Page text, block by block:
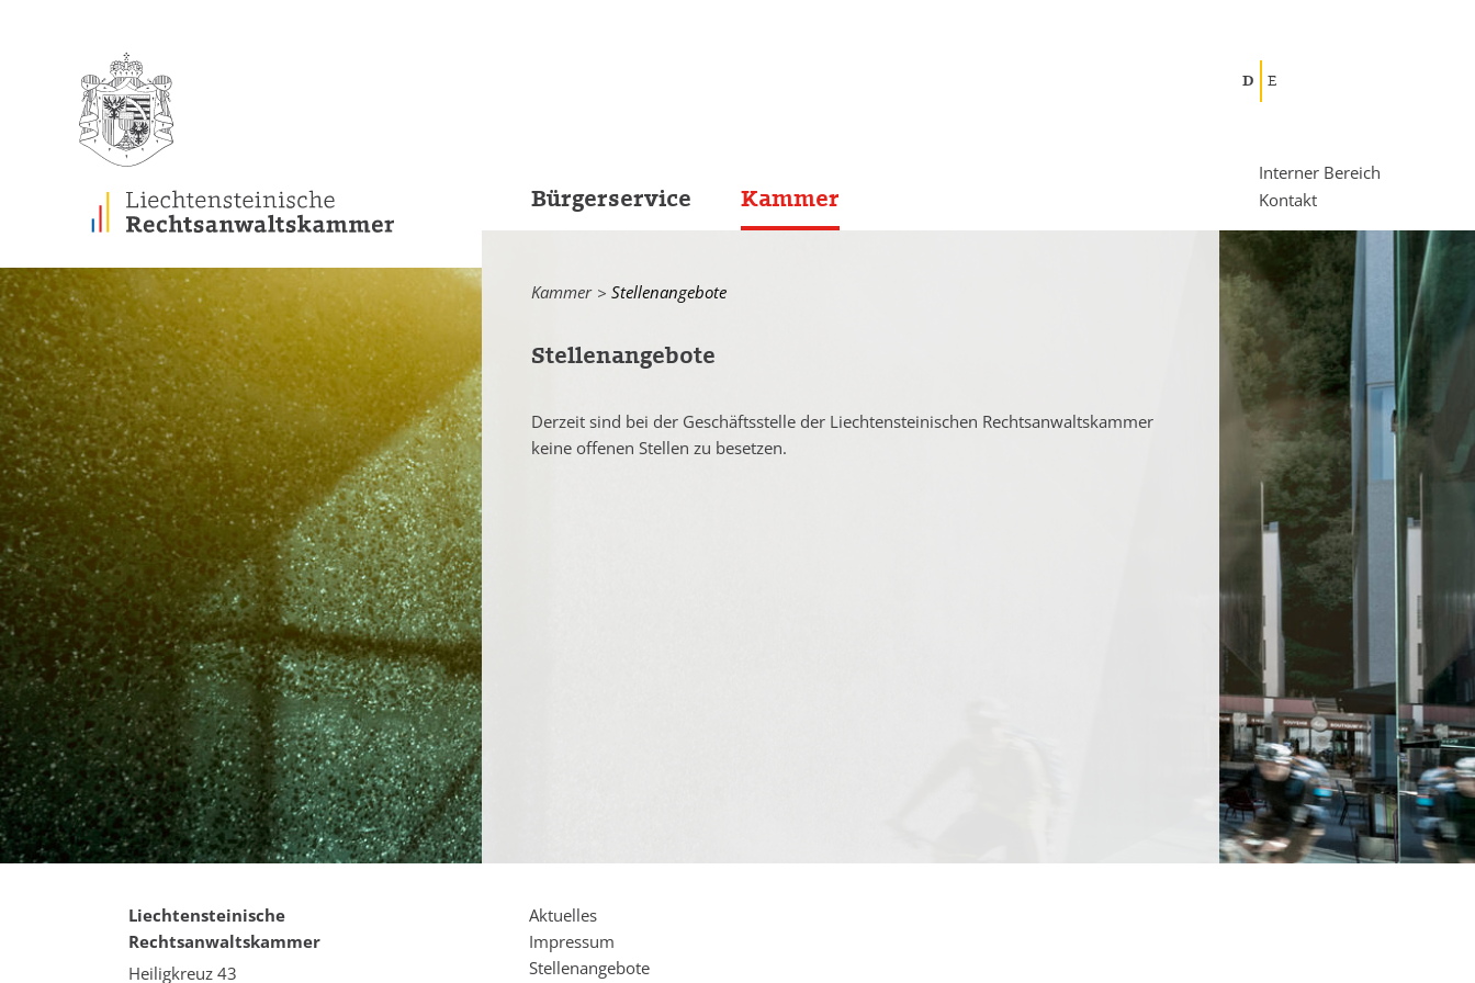
D E
Interner Bereich
Kontakt
Bürgerservice Kammer
Kammer Current:
Stellenangebote
Stellenangebote
Derzeit sind bei der Geschäftsstelle der Liechtensteinischen Rechtsanwaltskammer
keine offenen Stellen zu besetzen.
Liechtensteinische
Rechtsanwaltskammer
Heiligkreuz 43
Aktuelles
Impressum
Stellenangebote